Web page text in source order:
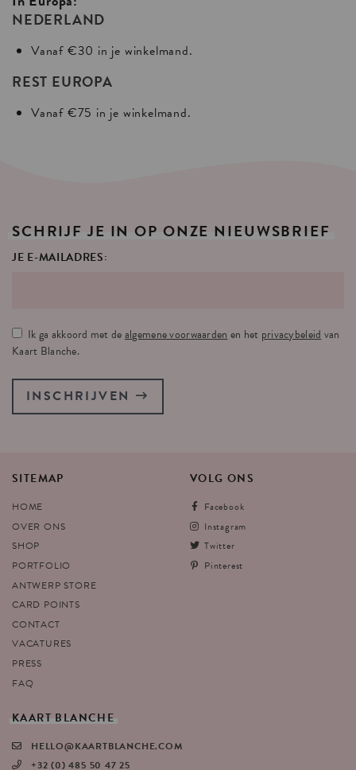
NEDERLAND
Vanaf €30 in je winkelmand.
REST EUROPA
Vanaf €75 in je winkelmand.
SCHRIJF JE IN OP ONZE NIEUWSBRIEF
JE E-MAILADRES:
Ik ga akkoord met dealgemene voorwaarden en het privacybeleid van
Kaart Blanche.
INSCHRIJVEN
SITEMAP
HOME
OVER ONS
SHOP
PORTFOLIO
ANTWERP STORE
CARD POINTS
CONTACT
VACATURES
PRESS
FAQ
VOLG ONS
Facebook
Instagram
Twitter
Pinterest
KAART BLANCHE
HELLO@KAARTBLANCHE.COM
+32 (0) 485 50 47 25